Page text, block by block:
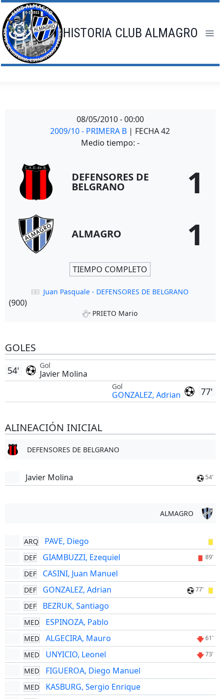
Saltar
al
contenido
HISTORIA CLUB ALMAGRO
08/05/2010 - 00:00
2009/10 - PRIMERA B | FECHA 42
Medio tiempo: -
DEFENSORES DE
BELGRANO 1
ALMAGRO 1
TIEMPO COMPLETO
Juan Pasquale - DEFENSORES DE BELGRANO
(900)
PRIETO Mario
GOLES
Gol
Javier Molina
54'
77'
Gol
GONZALEZ, Adrian
ALINEACIÓN INICIAL
DEFENSORES DE BELGRANO
Javier Molina 54'
ALMAGRO
ARQ PAVE, Diego
DEF GIAMBUZZI, Ezequiel 89'
DEF CASINI, Juan Manuel
DEF GONZALEZ, Adrian 77'
DEF BEZRUK, Santiago
MED ESPINOZA, Pablo
MED ALGECIRA, Mauro 61'
MED UNYICIO, Leonel 73'
MED FIGUEROA, Diego Manuel
MED KASBURG, Sergio Enrique